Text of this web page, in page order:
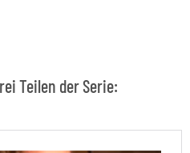
Teilen der Serie: